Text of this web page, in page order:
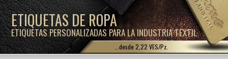
ETIQUETAS DE ROPA
ETIQUETAS PERSONALIZADAS PARA LA INDUSTRIA TEXTIL
...desde 2,22 VES/Pz.